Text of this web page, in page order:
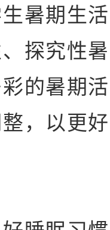
暑期生
探究性
的暑期
，以更